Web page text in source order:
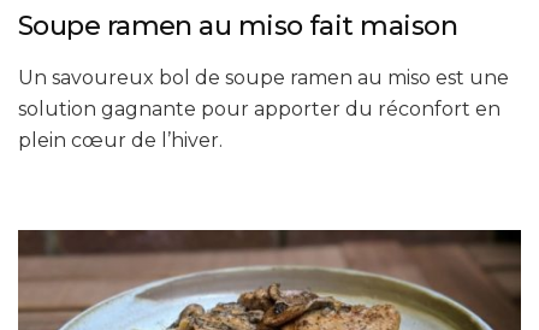
Soupe ramen au miso fait maison
Un savoureux bol de soupe ramen au miso est une
solution gagnante pour apporter du réconfort en
plein cœur de l’hiver.